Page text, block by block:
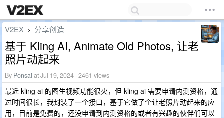
V2EX › 分享创造
基于 Kling AI, Animate Old Photos, 让老
照片动起来
By Ponsai at Jul 19, 2024 · 2461 views
最近 kling ai 的图生视频功能很火，但 kling ai 需要申请内测资格，通
过时间很长，我封装了一个接口，基于它做了个让老照片动起来的应
用，目前是免费的，还没申请到内测资格的或者有兴趣的伙伴们可以